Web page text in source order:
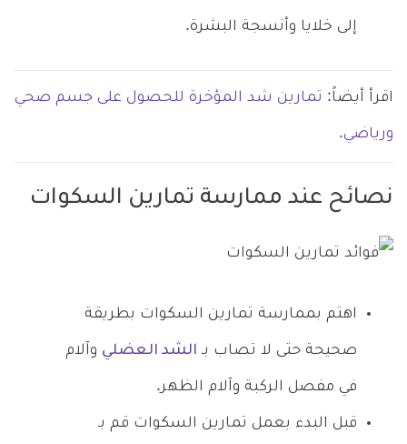
إلى خلايا وأنسجة البشرة.
اقرأ أيضاً: تمارين شد المؤخرة للحصول على جسم صحي
ورياضي.
نصائح عند ممارسة تمارين السكوات
اهتم بممارسة تمارين السكوات بطريقة
صحيحة حتى لا تصاب بـ الشد العضلي وآلام
في مفصل الركبة وآلام الظهر.
قبل البدء بعمل تمارين السكوات قم بـ